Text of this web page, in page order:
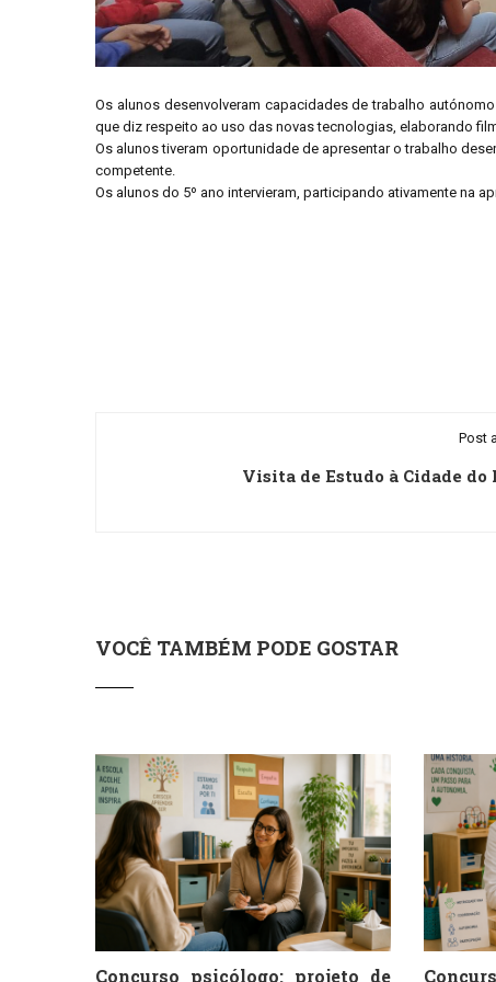
Os alunos desenvolveram capacidades de trabalho
que diz respeito ao uso das novas tecnologias, elaborando
Os alunos tiveram oportunidade de apresentar o trabalho
competente.
Os alunos do 5º ano intervieram, participando ativamente na
Post
Visita de Estudo à Cidade do
VOCÊ TAMBÉM PODE GOSTAR
Concurso psicólogo: projeto de